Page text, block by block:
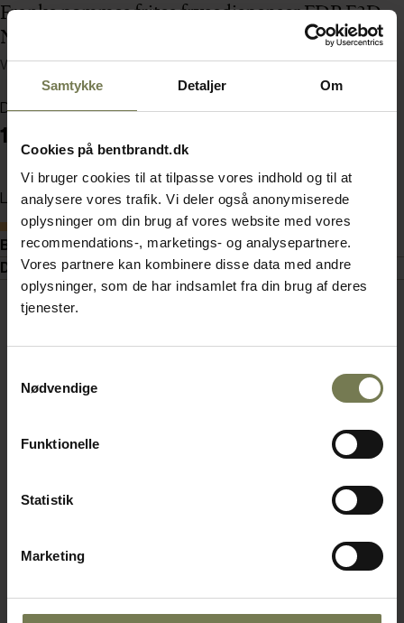
Samtykke Detaljer Om
Cookies på bentbrandt.dk
Vi bruger cookies til at tilpasse vores indhold og til at
analysere vores trafik. Vi deler også anonymiserede
oplysninger om din brug af vores website med vores
recommendations-, marketings- og analysepartnere.
Vores partnere kan kombinere disse data med andre
oplysninger, som de har indsamlet fra din brug af deres
tjenester.
Nødvendige
Funktionelle
Statistik
Marketing
Franke pommes frites frysedispenser FDP F3D
NG DUAL
Varenummer: 70564922
Din pris (ekskl. moms)
102.500,00 kr./stk.
Læg i kurv
Bestillingsvare
Beskrivelse
Dokumenter